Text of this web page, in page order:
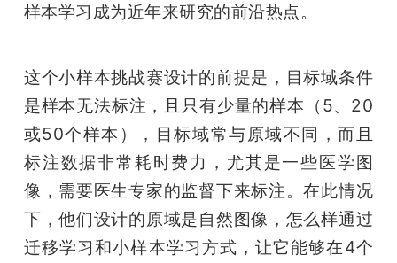
样本学习成为近年来研究的前沿热点。
这个小样本挑战赛设计的前提是，目标域条件
是样本无法标注，且只有少量的样本（5、20
或50个样本），目标域常与原域不同，而且
标注数据非常耗时费力，尤其是一些医学图
像，需要医生专家的监督下来标注。在此情况
下，他们设计的原域是自然图像，怎么样通过
迁移学习和小样本学习方式，让它能够在4个